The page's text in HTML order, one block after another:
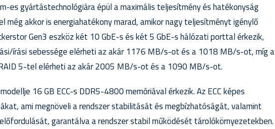
es gyártástechnológiára épül a maximális teljesítmény és hatékonyság
akkor is energiahatékony marad, amikor nagy teljesítményt igénylő
Gen3 eszköz két 10 GbE-s és két 5 GbE-s hálózati porttal érkezik,
írási sebessége elérheti az akár 1176 MB/s-ot és a 1018 MB/s-ot, míg a
5-tel elérheti az akár 2005 MB/s-ot és a 1090 MB/s-ot.
16 GB ECC-s DDR5-4800 memóriával érkezik. Az ECC képes
ami megnöveli a rendszer stabilitását és megbízhatóságát, valamint
garantálva a rendszer stabil működését tárolókörnyezetekben.